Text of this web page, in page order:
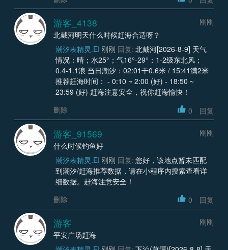
游客_4138
刚刚
北戴河明天什么时候赶海合适呀？
潮汐表精灵.EI 刚刚 回复: 北戴河[2026-8-9] 天气
情况：晴；水25°；气16°-29°；1-2级东北风；
0.4-1.1浪 当日潮汐：02:01干0.6米 / 15:41满2米
推荐赶海时间： - 0:10 ~ 2:00 (好) - 18:50 ~
23:59 (好) 赶海注意安全，祝你赶海愉快！
删除
0 回复
游客_91569
刚刚
什么时候钓鱼好
潮汐表精灵.EI 刚刚 回复: 您好，该地点暂未匹配
到潮汐/赶海推荐数据，请在小程序内搜索查看详
细数据。赶海注意安全！
删除
0 回复
游客
刚刚
平安广场赶海